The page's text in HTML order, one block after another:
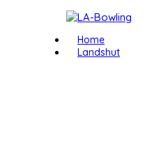
Home
Landshut